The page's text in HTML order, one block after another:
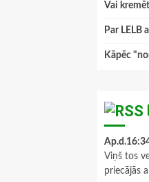
Vai
Par LELB
Kāpēc
Viņš tos
priecājās